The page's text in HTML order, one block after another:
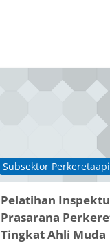
Pelatihan
Prasarana
Tingkat Ahli Muda
Course category
Subsektor